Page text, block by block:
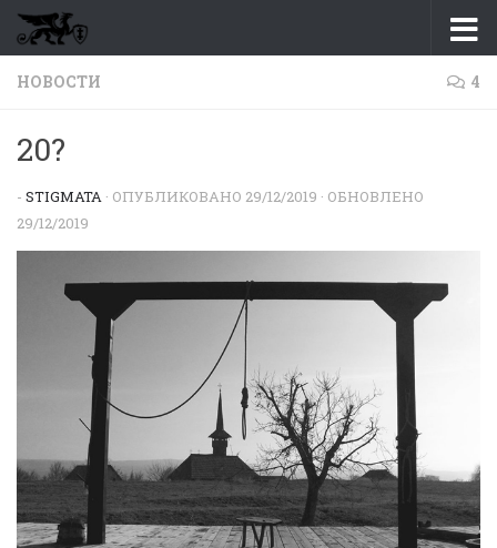
Перейти к содержимому
НОВОСТИ 4
20?
- STIGMATA · ОПУБЛИКОВАНО 29/12/2019 · ОБНОВЛЕНО
29/12/2019